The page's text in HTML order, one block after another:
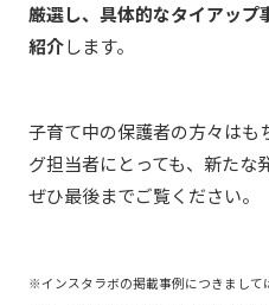
厳選し、具体的なタイアッ
紹介します。
子育て中の保護者の方々はも
グ担当者にとっても、新たな
ぜひ最後までご覧ください。
※インスタラボの掲載事例につきまして